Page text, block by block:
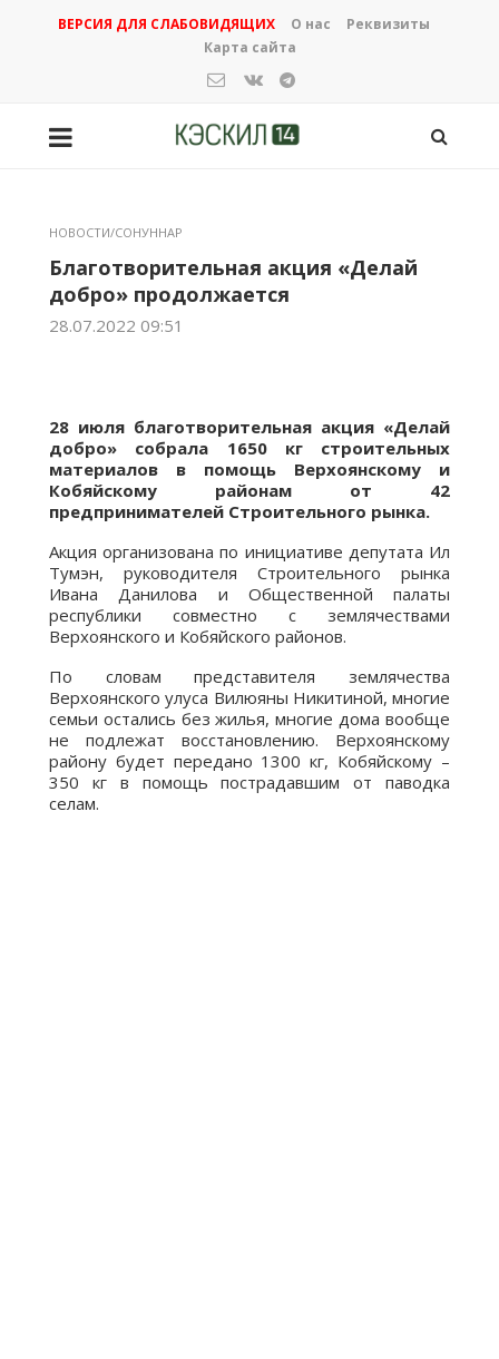
ВЕРСИЯ ДЛЯ СЛАБОВИДЯЩИХ О нас
Реквизиты
Карта сайта
НОВОСТИ/СОНУННАР
Благотворительная акция «Делай
добро» продолжается
28.07.2022 09:51
28 июля благотворительная акция «Делай
добро» собрала 1650 кг строительных
материалов в помощь Верхоянскому и
Кобяйскому районам от 42
предпринимателей Строительного рынка.
Акция организована по инициативе депутата Ил
Тумэн, руководителя Строительного рынка
Ивана Данилова и Общественной палаты
республики совместно с землячествами
Верхоянского и Кобяйского районов.
По словам представителя землячества
Верхоянского улуса Вилюяны Никитиной, многие
семьи остались без жилья, многие дома вообще
не подлежат восстановлению. Верхоянскому
району будет передано 1300 кг, Кобяйскому –
350 кг в помощь пострадавшим от паводка
селам.